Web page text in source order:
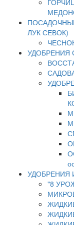
ЛУК СЕВОК)
УДОБРЕНИЯ
УДОБРЕНИЯ
"8